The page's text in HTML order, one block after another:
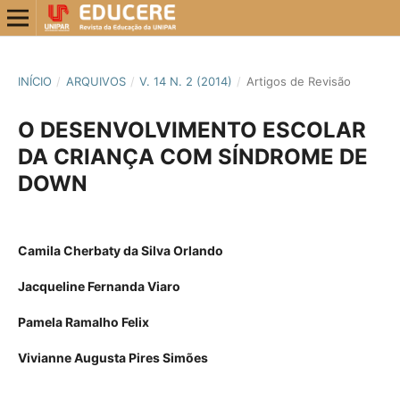
INÍCIO / ARQUIVOS / V. 14 N. 2 (2014) / Artigos de Revisão
O DESENVOLVIMENTO ESCOLAR
DA CRIANÇA COM SÍNDROME DE
DOWN
Camila Cherbaty da Silva Orlando
Jacqueline Fernanda Viaro
Pamela Ramalho Felix
Vivianne Augusta Pires Simões